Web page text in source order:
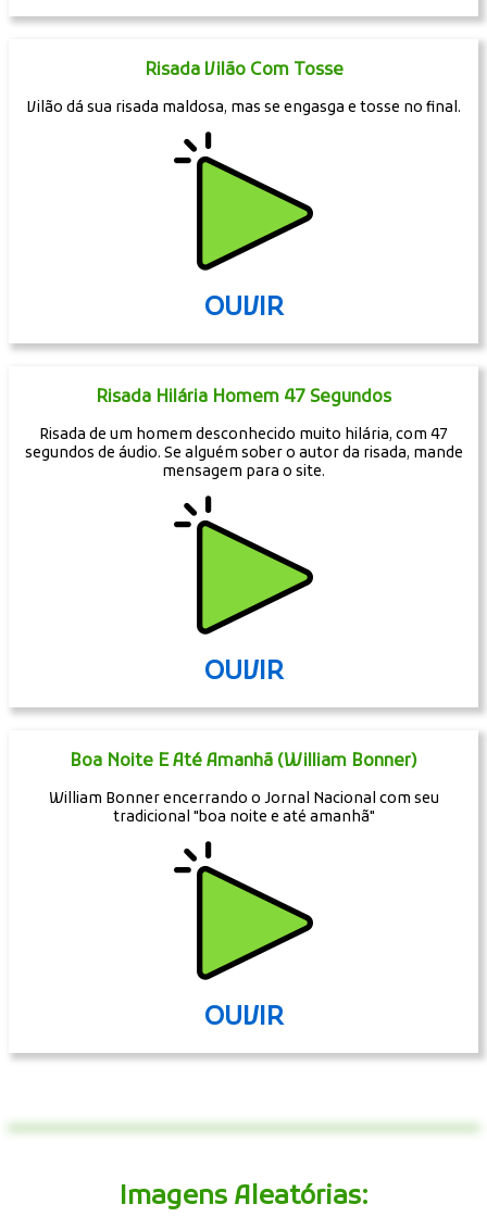
Risada Vilão Com Tosse
Vilão dá sua risada maldosa, mas se engasga e tosse no final.
OUVIR
Risada Hilária Homem 47 Segundos
Risada de um homem desconhecido muito hilária, com 47
segundos de áudio. Se alguém sober o autor da risada, mande
mensagem para o site.
OUVIR
Boa Noite E Até Amanhã (William Bonner)
William Bonner encerrando o Jornal Nacional com seu
tradicional "boa noite e até amanhã"
OUVIR
Imagens Aleatórias: